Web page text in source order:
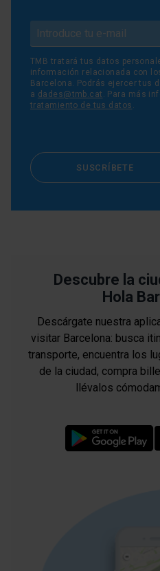
TMB tratará tus datos
información relacionada con
Barcelona. Podrás ejercer tus
a dades@tmb.cat . Para más
tratamiento de tus datos .
SUSCRÍBETE
Descubre la
Hola
Descárgate nuestra
visitar Barcelona: busca
transporte, encuentra los
de la ciudad, compra
llévalos